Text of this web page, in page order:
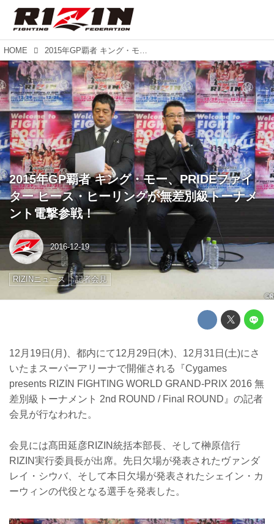
HOME 2015年GP覇者 キング・モー、PRIDEファイター ヒース・ヒーリングが無差別級トーナメント電撃参戦！
2015年GP覇者 キング・モー、PRIDEファイ
ター ヒース・ヒーリングが無差別級トーナメ
ント電撃参戦！
2016-12-19
RIZINニュース 記者会見
12月19日(月)、都内にて12月29日(木)、12月31日(土)にさ
いたまスーパーアリーナで開催される『Cygames
presents RIZIN FIGHTING WORLD GRAND-PRIX 2016 無
差別級トーナメント 2nd ROUND / Final ROUND』の記者
会見が行なわれた。
会見には髙田延彦RIZIN統括本部長、そして榊原信行
RIZIN実行委員長が出席。先日欠場が発表されたヴァンダ
レイ・シウバ、そして本日欠場が発表されたシェイン・カ
ーウィンの代役となる選手を発表した。